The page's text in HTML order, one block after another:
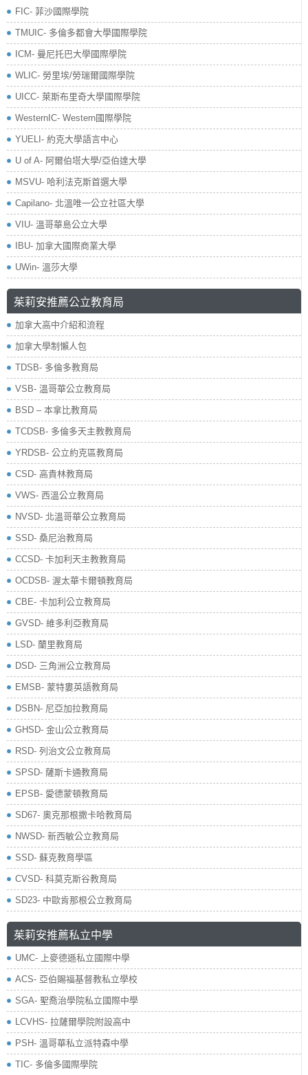
FIC- 菲沙國際學院
TMUIC- 多倫多都會大學國際學院
ICM- 曼尼托巴大學國際學院
WLIC- 勞里埃/勞瑞爾國際學院
UICC- 萊斯布里奇大學國際學院
WesternIC- Western國際學院
YUELI- 約克大學語言中心
U of A- 阿爾伯塔大學/亞伯達大學
MSVU- 哈利法克斯首選大學
Capilano- 北溫唯一公立社區大學
VIU- 溫哥華島公立大學
IBU- 加拿大國際商業大學
UWin- 溫莎大學
茱莉安推薦公立教育局
加拿大高中介紹和流程
加拿大學制懶人包
TDSB- 多倫多教育局
VSB- 溫哥華公立教育局
BSD – 本拿比教育局
TCDSB- 多倫多天主教教育局
YRDSB- 公立約克區教育局
​CSD- 高貴林教育局
VWS- 西溫公立教育局
NVSD- 北溫哥華公立教育局
SSD- 桑尼治教育局
CCSD- 卡加利天主教教育局
OCDSB- 渥太華卡爾頓教育局
CBE- 卡加利公立教育局
GVSD- 維多利亞教育局
LSD- 蘭里教育局
DSD- 三角洲公立教育局
EMSB- 蒙特婁英語教育局
DSBN- 尼亞加拉教育局
GHSD- 金山公立教育局
RSD- 列治文公立教育局
SPSD- 薩斯卡通教育局
EPSB- 愛德蒙頓教育局
SD67- 奧克那根撒卡哈教育局
NWSD- 新西敏公立教育局
SSD- 蘇克教育學區
CVSD- 科莫克斯谷教育局
SD23- 中歐肯那根公立教育局
茱莉安推薦私立中學
UMC- 上麥德遜私立國際中學
ACS- 亞伯賜福基督教私立學校
SGA- 聖喬治學院私立國際中學
LCVHS- 拉薩爾學院附設高中
PSH- 溫哥華私立派特森中學
TIC- 多倫多國際學院